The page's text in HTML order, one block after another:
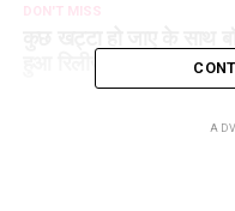
DON'T MISS
हुआ रिलीज